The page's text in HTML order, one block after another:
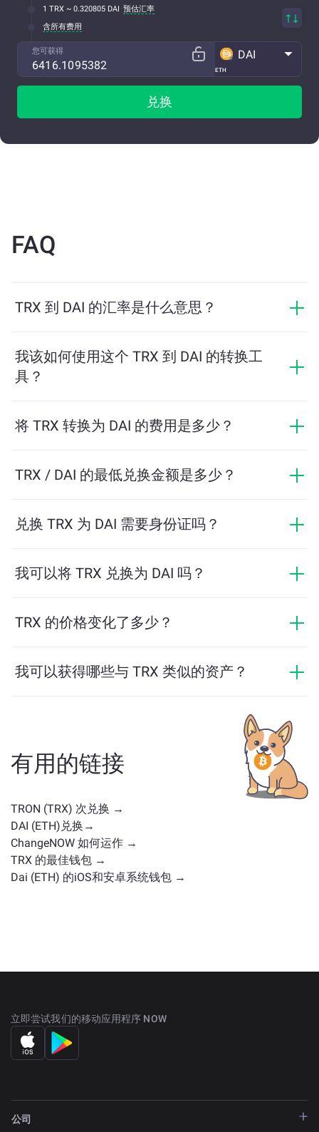
1 TRX ~ 0.320805 DAI 预估汇率
含所有费用
您可获得
ETH
DAI
兑换
FAQ
TRX 到 DAI 的汇率是什么意思？
场行情、供需关系和流动性等因素实时波动。
我该如何使用这个 TRX 到 DAI 的转换工
具？
可获得的 DAI 数量。然后按照提示步骤完成交易即可。
将 TRX 转换为 DAI 的费用是多少？
ChangeNOW 提供具有竞争力的费率，没有隐藏费用，
TRX / DAI 的最低兑换金额是多少？
保顺利交易所需的最低金额。但在大多数情况下，最低
兑换 TRX 为 DAI 需要身份证吗？
匿名。然而，如果您登录ChangeNOW Pro并完成验证，
我可以将 TRX 兑换为 DAI 吗？
反之亦然。此外，ChangeNOW 还支持多链桥功能，用
TRX 的价格变化了多少？
我可以获得哪些与 TRX 类似的资产？
实用代币、治理币或其他类型。常见的替代方案包括具
有类似用途或市场定位的其他加密货币。请查看主交换
页面上所有可供兑换的资产。
有用的链接
TRON (TRX) 次兑换 →
DAI (ETH)兑换→
ChangeNOW 如何运作 →
TRX 的最佳钱包 →
Dai (ETH) 的iOS和安卓系统钱包 →
立即尝试我们的移动应用程序 NOW
公司